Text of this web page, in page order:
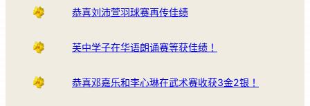
恭喜刘沛萱羽球赛再传佳绩
芙中学子在华语朗诵赛等获佳绩！
恭喜邓嘉乐和李心琳在武术赛收获3金2银！